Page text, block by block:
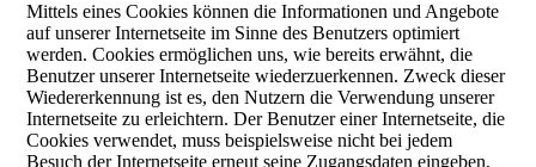
Mittels eines Cookies können die Informationen und Angebote
auf unserer Internetseite im Sinne des Benutzers optimiert
werden. Cookies ermöglichen uns, wie bereits erwähnt, die
Benutzer unserer Internetseite wiederzuerkennen. Zweck dieser
Wiedererkennung ist es, den Nutzern die Verwendung unserer
Internetseite zu erleichtern. Der Benutzer einer Internetseite, die
Cookies verwendet, muss beispielsweise nicht bei jedem
Besuch der Internetseite erneut seine Zugangsdaten eingeben,